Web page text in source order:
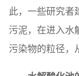
此，一些研究者
污泥，在进入水
污染物的粒径，